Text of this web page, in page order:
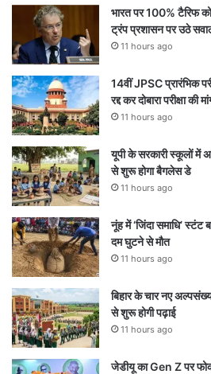
भारत पर 100% टैरिफ
ट्रंप प्रशासन पर उठे
11 hours ago
14वीं JPSC प्रारंभिक
रद्द कर दोबारा परीक्षा की
11 hours ago
यूपी के सरकारी स्कूलों में
से शुरू होगा बैगलेस डे
11 hours ago
नूंह में ‘जिंदा समाधि’
दम घुटने से मौत
11 hours ago
बिहार के चार नए
से शुरू होगी पढ़ाई
11 hours ago
जेडीयू का Gen Z पर